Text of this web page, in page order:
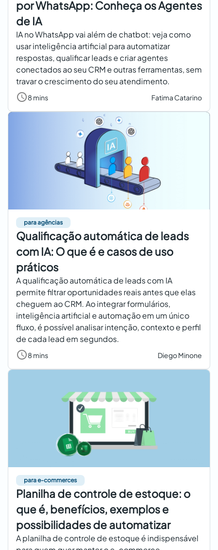
por WhatsApp: Conheça os Agentes
de IA
IA no WhatsApp vai além de chatbot: veja como
usar inteligência artificial para automatizar
respostas, qualificar leads e criar agentes
conectados ao seu CRM e outras ferramentas, sem
travar o crescimento do seu atendimento.
8 mins Fatima Catarino
para agências
Qualificação automática de leads
com IA: O que é e casos de uso
práticos
A qualificação automática de leads com IA
permite filtrar oportunidades reais antes que elas
cheguem ao CRM. Ao integrar formulários,
inteligência artificial e automação em um único
fluxo, é possível analisar intenção, contexto e perfil
de cada lead em segundos.
8 mins Diego Minone
para e-commerces
Planilha de controle de estoque: o
que é, benefícios, exemplos e
possibilidades de automatizar
A planilha de controle de estoque é indispensável